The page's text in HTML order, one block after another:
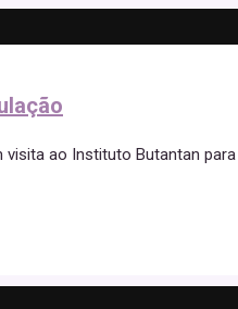
visita ao Instituto Butantan para